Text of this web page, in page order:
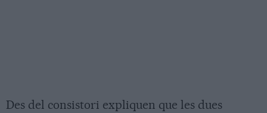
Des del consistori expliquen que les dues